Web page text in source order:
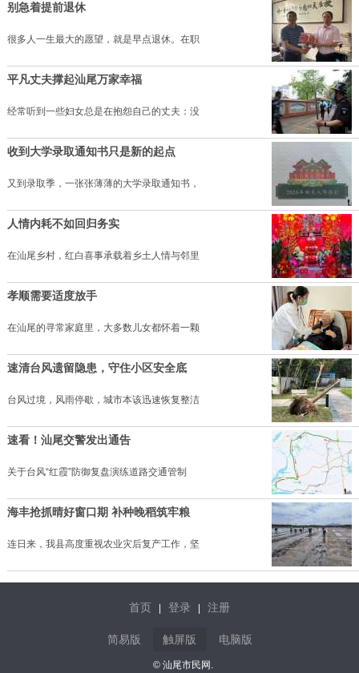
别急着提前退休
很多人一生最大的愿望，就是早点退休。在职
平凡丈夫撑起汕尾万家幸福
经常听到一些妇女总是在抱怨自己的丈夫：没
收到大学录取通知书只是新的起点
又到录取季，一张张薄薄的大学录取通知书，
人情内耗不如回归务实
在汕尾乡村，红白喜事承载着乡土人情与邻里
孝顺需要适度放手
在汕尾的寻常家庭里，大多数儿女都怀着一颗
速清台风遗留隐患，守住小区安全底
台风过境，风雨停歇，城市本该迅速恢复整洁
速看！汕尾交警发出通告
关于台风“红霞”防御复盘演练道路交通管制
海丰抢抓晴好窗口期 补种晚稻筑牢粮
连日来，我县高度重视农业灾后复产工作，坚
首页 登录 注册
简易版 触屏版 电脑版
© 汕尾市民网.